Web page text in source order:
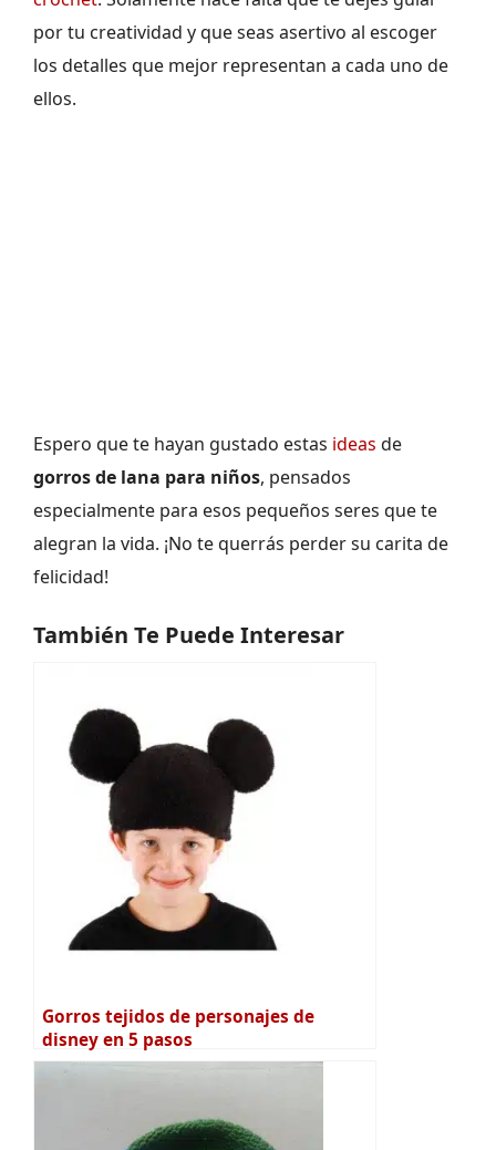
por tu creatividad y que seas asertivo al escoger
los detalles que mejor representan a cada uno de
ellos.
Espero que te hayan gustado estas ideas de
gorros de lana para niños, pensados
especialmente para esos pequeños seres que te
alegran la vida. ¡No te querrás perder su carita de
felicidad!
También Te Puede Interesar
Gorros tejidos de personajes de
disney en 5 pasos